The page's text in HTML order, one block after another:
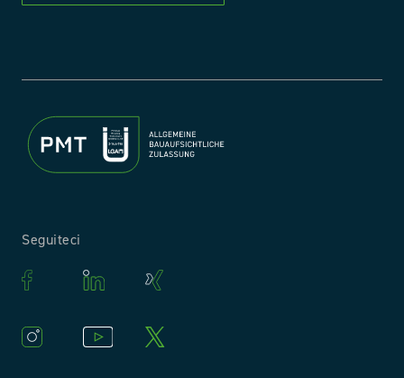
Seguiteci